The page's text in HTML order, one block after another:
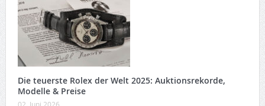
Die teuerste Rolex der Welt 2025: Auktionsrekorde,
Modelle & Preise